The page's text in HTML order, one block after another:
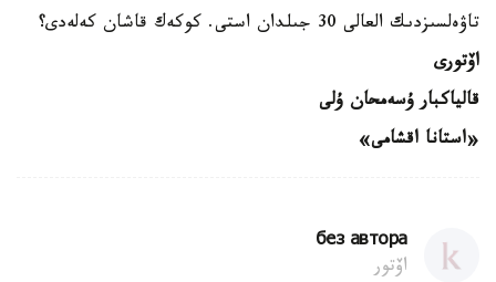
تاۋەلسىزدىك العالى 30 جىلدان استى. كوكەك قاشان كەلەدى؟
اۆتورى
قالياكبار ۇسەمحان ۇلى
«استانا اقشامى»
без автора
اۆتور